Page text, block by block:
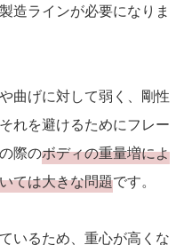
造ラインが必要になりま
曲げに対して弱く、剛性
れを避けるためにフレー
際のボディの重量増によ
ては大きな問題です。
いるため、重心が高くな